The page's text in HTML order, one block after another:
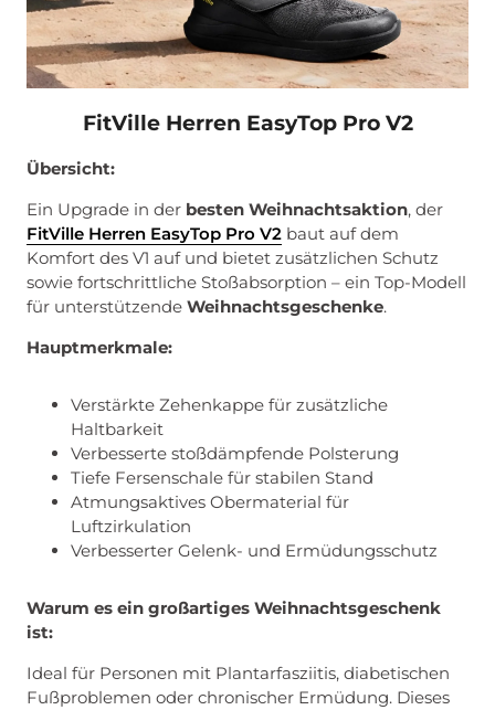
FitVille Herren EasyTop Pro V2
Übersicht:
Ein Upgrade in der besten Weihnachtsaktion, der
FitVille Herren EasyTop Pro V2 baut auf dem
Komfort des V1 auf und bietet zusätzlichen Schutz
sowie fortschrittliche Stoßabsorption – ein Top-Modell
für unterstützendeWeihnachtsgeschenke.
Hauptmerkmale:
Verstärkte Zehenkappe für zusätzliche
Haltbarkeit
Verbesserte stoßdämpfende Polsterung
Tiefe Fersenschale für stabilen Stand
Atmungsaktives Obermaterial für
Luftzirkulation
Verbesserter Gelenk- und Ermüdungsschutz
Warum es ein großartiges Weihnachtsgeschenk
ist:
Ideal für Personen mit Plantarfasziitis, diabetischen
Fußproblemen oder chronischer Ermüdung. Dieses